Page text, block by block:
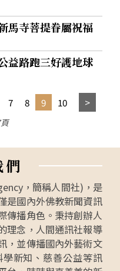
馬寺菩提眷屬祝福
益路跑三好護地球
7 8 9 10
們
，簡稱人間社)，是
是國內外佛教新聞資訊
傳播角色。秉持創辦人
理念，人間通訊社報導
，並傳播國內外藝術文
新知、慈善公益等訊